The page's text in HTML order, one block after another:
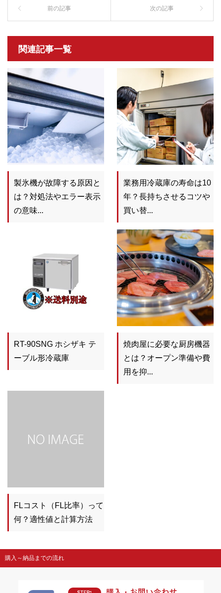
関連記事一覧
製氷機が故障する原因と
は？対処法やエラー表示
の意味...
業務用冷蔵庫の寿命は10
年？長持ちさせるコツや
買い替...
RT-90SNG ホシザキ テ
ーブル形冷蔵庫
焼肉屋に必要な厨房機器
とは？オープン準備や費
用を抑...
FLコスト（FL比率）って
何？適性値と計算方法
購入～納品までの流れ